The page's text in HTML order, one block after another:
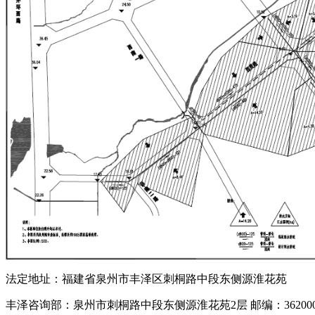
法定地址：福建省泉州市丰泽区刺桐路中段东侧源淮花苑
丰泽咨询部：泉州市刺桐路中段东侧源淮花苑2层 邮编：